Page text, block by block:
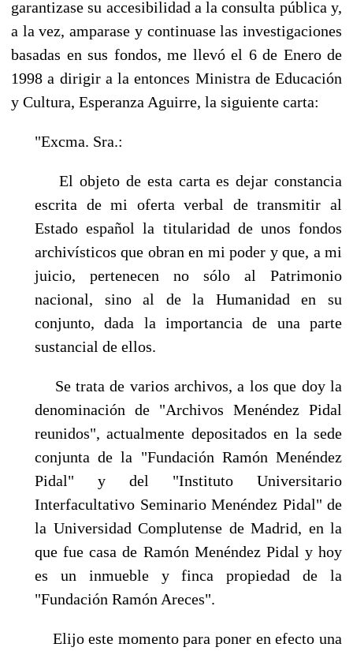
garantizase su accesibilidad a la consulta pública y,
a la vez, amparase y continuase las investi­gaciones
basadas en sus fondos, me llevó el 6 de Enero de
1998 a dirigir a la entonces Ministra de Educación
y Cultura, Esperanza Aguirre, la siguiente carta:
"Excma. Sra.:
El objeto de esta carta es dejar constancia
escrita de mi oferta verbal de transmitir al
Esta­do español la titularidad de unos fondos
archivísticos que obran en mi poder y que, a mi
jui­cio, pertenecen no sólo al Patrimonio
nacional, sino al de la Humanidad en su
conjunto, dada la importancia de una parte
sustancial de ellos.
Se trata de varios archivos, a los que doy la
denominación de "Archivos Menéndez Pidal
reunidos", actualmente depositados en la sede
conjunta de la "Fundación Ramón Menéndez
Pidal" y del "Instituto Universitario
Interfacultativo Seminario Menéndez Pidal" de
la Uni­versidad Complutense de Madrid, en la
que fue casa de Ramón Menéndez Pidal y hoy
es un inmueble y finca propiedad de la
"Fundación Ramón Areces".
Elijo este momento para poner en efecto una